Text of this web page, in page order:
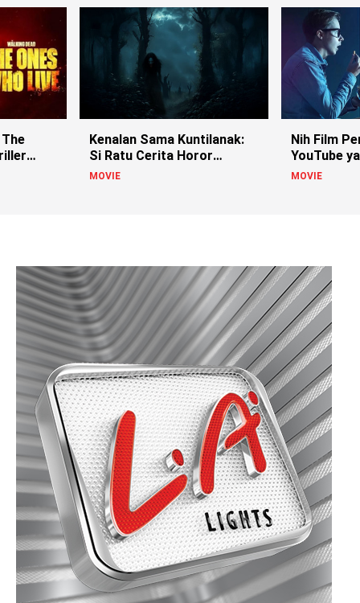
Kenalan Sama Kuntilanak:
Si Ratu Cerita Horor
Indonesia!
MOVIE
Nih Film
YouTube
MOVIE